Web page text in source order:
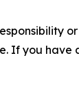
If you have